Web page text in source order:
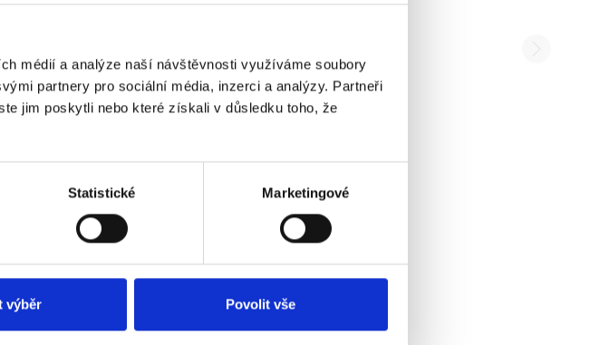
médií a analýze naší návštěvnosti využíváme soubory
partnery pro sociální média, inzerci a analýzy. Partneři
jim poskytli nebo které získali v důsledku toho, že
Statistické Marketingové
výběr Povolit vše